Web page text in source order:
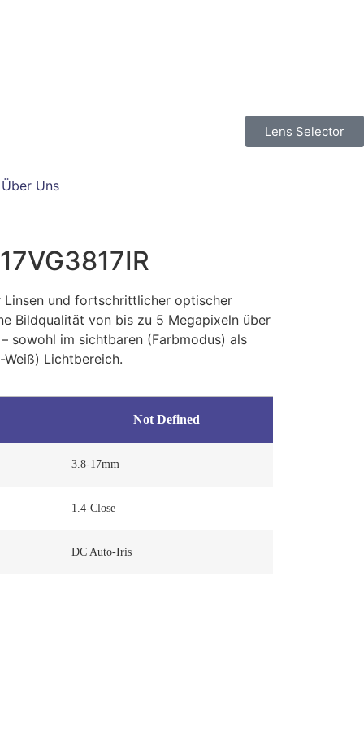
Lens Selector
Über Uns
Linsen und fortschrittlicher optischer
Bildqualität von bis zu 5 Megapixeln über
sowohl im sichtbaren (Farbmodus) als
Lichtbereich.
Not Defined
3.8-17mm
1.4-Close
DC Auto-Iris